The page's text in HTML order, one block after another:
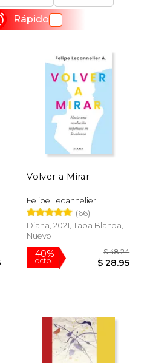
Rápido
Volver a Mirar
Felipe Lecannelier
(66)
Diana, 2021, Tapa Blanda,
Nuevo
40%
dcto.